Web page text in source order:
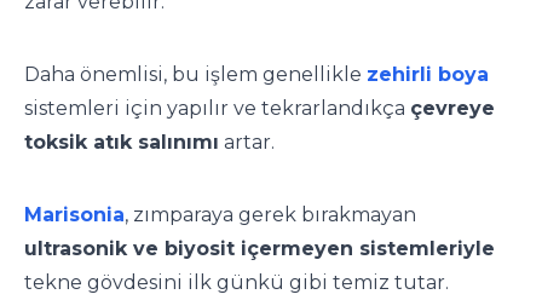
Daha önemlisi, bu işlem genellikle zehirli boya
sistemleri için yapılır ve tekrarlandıkça çevreye
toksik atık salınımı artar.
Marisonia, zımparaya gerek bırakmayan
ultrasonik ve biyosit içermeyen sistemleriyle
tekne gövdesini ilk günkü gibi temiz tutar.